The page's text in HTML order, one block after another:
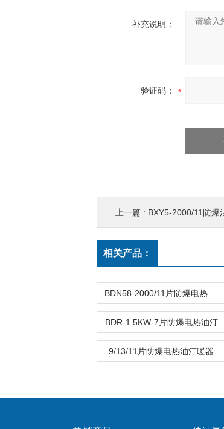
补充说明：
验证码：
上一篇 : BXY5-2000/11防爆
相关产品：
BDR-1.5KW-7片防爆电热油汀
9/13/11片防爆电热油汀暖器